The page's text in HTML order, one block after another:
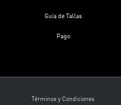
Guía de Tallas
Pago
Términos y Condiciones